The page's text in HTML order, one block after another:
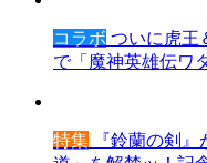
コラボ ついに虎王
で「魔神英雄伝ワ
特集 『鈴蘭の剣